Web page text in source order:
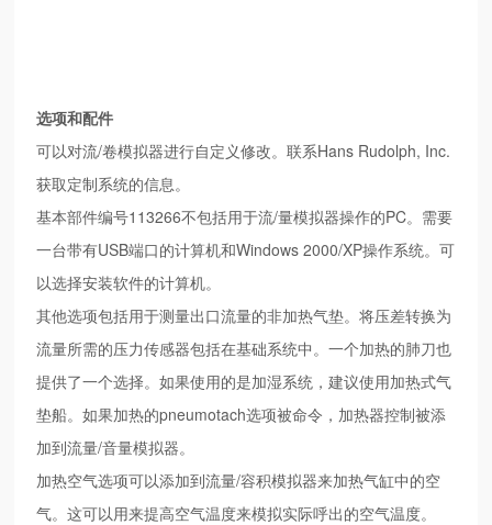
选项和配件
可以对流/卷模拟器进行自定义修改。联系Hans Rudolph, Inc.
获取定制系统的信息。
基本部件编号113266不包括用于流/量模拟器操作的PC。需要
一台带有USB端口的计算机和Windows 2000/XP操作系统。可
以选择安装软件的计算机。
其他选项包括用于测量出口流量的非加热气垫。将压差转换为
流量所需的压力传感器包括在基础系统中。一个加热的肺刀也
提供了一个选择。如果使用的是加湿系统，建议使用加热式气
垫船。如果加热的pneumotach选项被命令，加热器控制被添
加到流量/音量模拟器。
加热空气选项可以添加到流量/容积模拟器来加热气缸中的空
气。这可以用来提高空气温度来模拟实际呼出的空气温度。